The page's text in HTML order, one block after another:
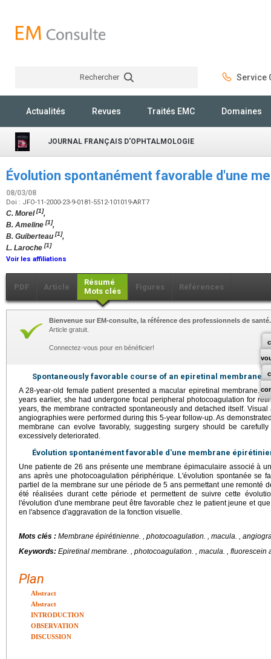
Rechercher Service
Actualités Revues Traités EMC Domaines
JOURNAL FRANÇAIS D'OPHTALMOLOGIE
Évolution spontanément favorable d'une
08/03/08
Doi : JFO-11-2000-23-9-0181-5512-101019-ART7
C. Morel[1],
B. Ameline [1],
B. Guiberteau [1],
L. Laroche [1]
Voir les affiliations
PDF Article
Résumé
Mots clés
Figures Références
Bienvenue sur EM-consulte, la référence des professionnels de santé.
Article gratuit.
Connectez-vous pour en bénéficier!
Spontaneously favorable course of an epiretinal membrane
A 28-year-old female patient presented a macular epiretinal membrane.
years earlier, she had undergone focal peripheral photocoagulation for
years, the membrane contracted spontaneously and detached itself.
angiographies were performed during this 5-year follow-up. As
membrane can evolve favorably, suggesting surgery should be
excessively deteriorated.
Évolution spontanément favorable d'une membrane
Une patiente de 26 ans présente une membrane épimaculaire associé à
ans après une photocoagulation périphérique. L'évolution spontanée se
partiel de la membrane sur une période de 5 ans permettant une remonté
été réalisées durant cette période et permettent de suivre cette
l'évolution d'une membrane peut être favorable chez le patient jeune et
en l'absence d'aggravation de la fonction visuelle.
Mots clés : Membrane épirétinienne. , photocoagulation. , macula. ,
Keywords: Epiretinal membrane. , photocoagulation. , macula. , fluorescein
Plan
Abstract
Abstract
INTRODUCTION
OBSERVATION
DISCUSSION